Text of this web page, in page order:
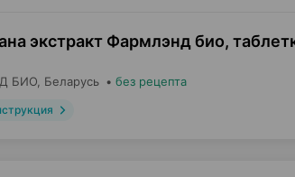
экстракт Фармлэнд био,
БИО , Беларусь • без рецепта